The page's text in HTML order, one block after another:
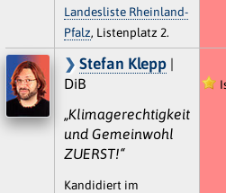
Landesliste Rheinland-
Pfalz, Listenplatz 2.
Stefan Klepp|
DiB
„Klimagerechtigkeit
und Gemeinwohl
ZUERST!“
Kandidiert im